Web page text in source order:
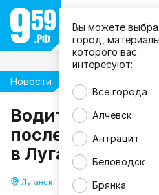
Вы можете
город, материалы
которого вас
интересуют:
Все города
Алчевск
Антрацит
Беловодск
Брянка
Новости
Водитель Range
после
в Луганске
Луганск 28.05.2026 09:52
m
a
g
n
i
f
c